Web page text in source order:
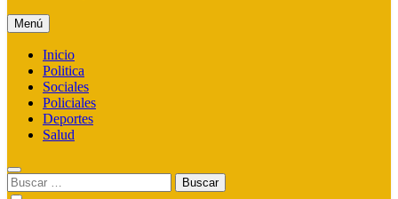
Menú
Inicio
Politica
Sociales
Policiales
Deportes
Salud
Buscar: